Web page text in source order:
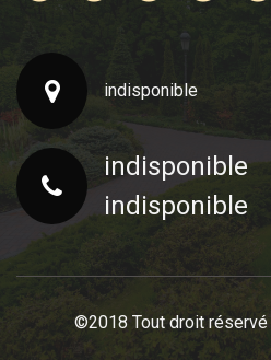
indisponible
indisponible
indisponible
©2018 Tout droit réservé